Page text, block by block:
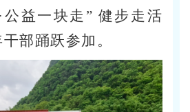
公益一块走” 健步走活
部踊跃参加。